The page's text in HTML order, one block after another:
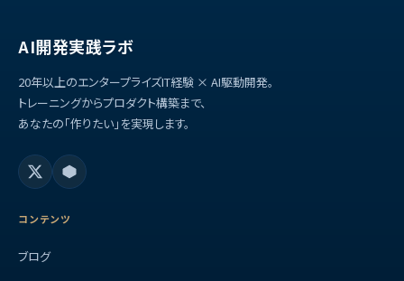
AI開発実践ラボ
20年以上のエンタープライズIT経験 × AI駆動開発。
トレーニングからプロダクト構築まで、
あなたの「作りたい」を実現します。
コンテンツ
ブログ